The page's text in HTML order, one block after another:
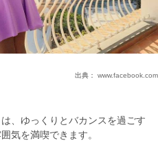
出典： www.facebook.com
、ゆっくりとバカンスを過ごす
囲気を満喫できます。